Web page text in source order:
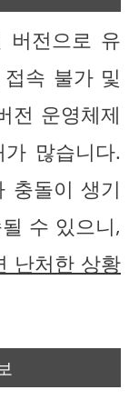
버전으로 유
속 불가 및
전 운영체제
많습니다.
충돌이 생기
수 있으니,
난처한 상황